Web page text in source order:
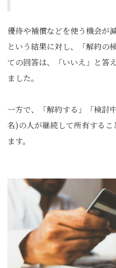
優待や補償などを使う機会が
という結果に対し、「解約の
ての回答は、「いいえ」と答
ました。
一方で、「解約する」「検討
名)の人が継続して所有する
ます。